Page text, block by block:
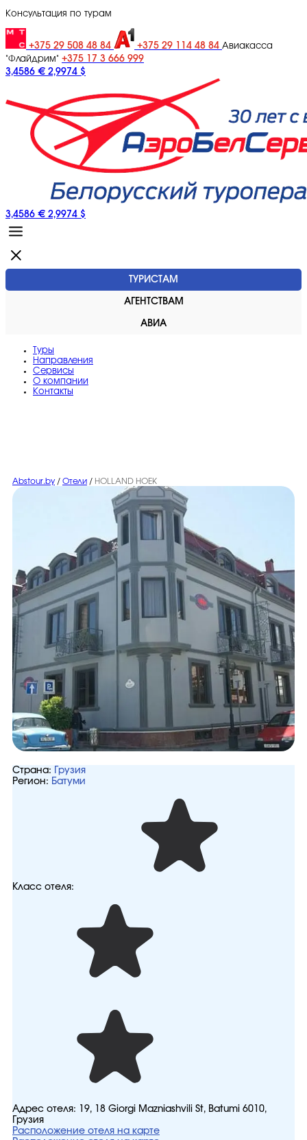
Консультация по турам
+375 29 508 48 84 +375 29 114 48 84 Авиакасса
"Флайдрим" +375 17 3 666 999
3,4586 € 2,9974 $
3,4586 € 2,9974 $
ТУРИСТАМ
АГЕНТСТВАМ
АВИА
Туры
Направления
Сервисы
O компании
Контакты
Abstour.by / Отели / HOLLAND HOEK
Страна:
Грузия
Регион: Батуми
Класс отеля:
Адрес отеля:
19, 18 Giorgi Mazniashvili St, Batumi 6010,
Грузия
Расположение отеля на карте